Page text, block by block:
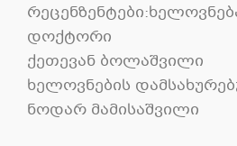
დოქტორი
ქეთევან ბოლაშვილი
ხელოვნების
ნოდარ მამისაშვილი